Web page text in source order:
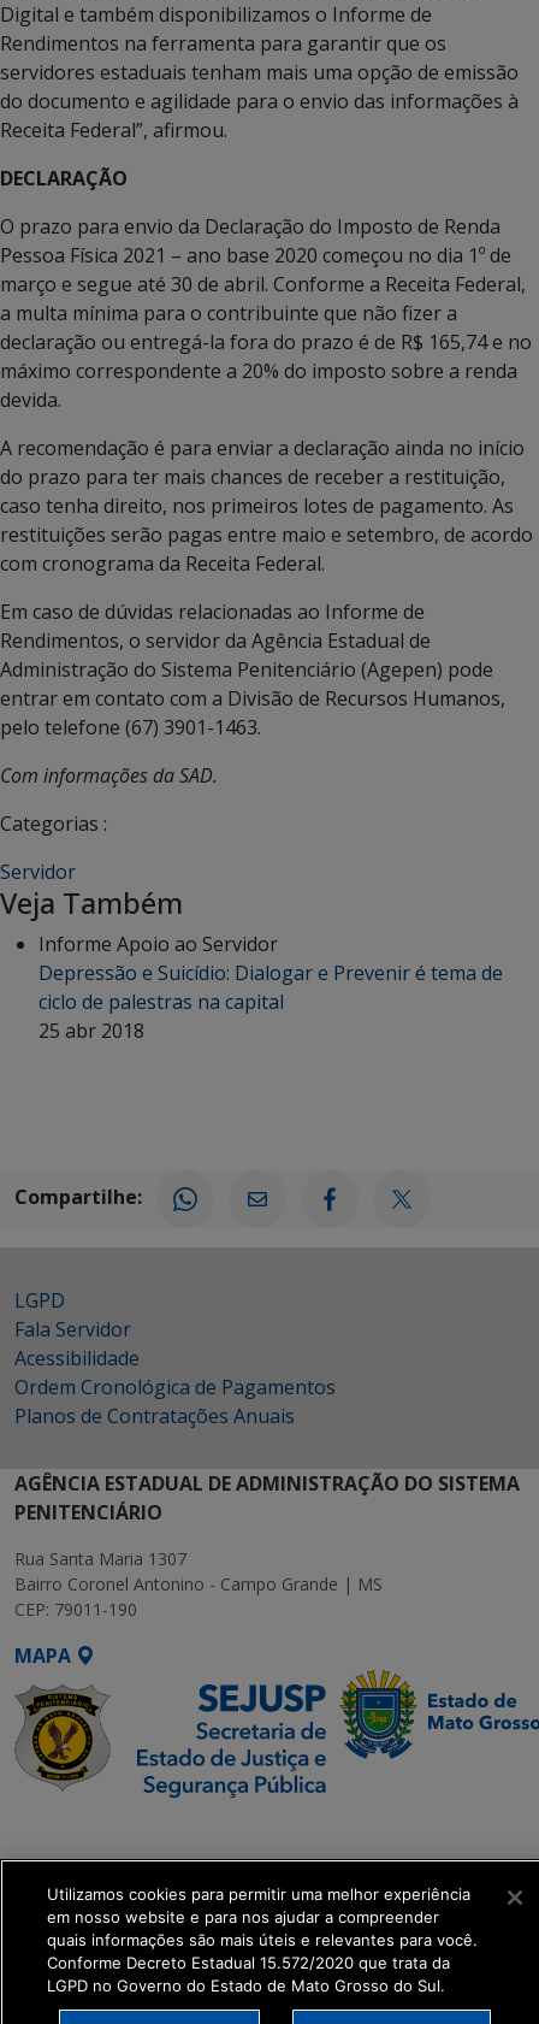
Digital e também disponibilizamos o Informe de
Rendimentos na ferramenta para garantir que os
servidores estaduais tenham mais uma opção de emissão
do documento e agilidade para o envio das informações à
Receita Federal”, afirmou.
DECLARAÇÃO
O prazo para envio da Declaração do Imposto de Renda
Pessoa Física 2021 – ano base 2020 começou no dia 1º de
março e segue até 30 de abril. Conforme a Receita Federal,
a multa mínima para o contribuinte que não fizer a
declaração ou entregá-la fora do prazo é de R$ 165,74 e no
máximo correspondente a 20% do imposto sobre a renda
devida.
A recomendação é para enviar a declaração ainda no início
do prazo para ter mais chances de receber a restituição,
caso tenha direito, nos primeiros lotes de pagamento. As
restituições serão pagas entre maio e setembro, de acordo
com cronograma da Receita Federal.
Em caso de dúvidas relacionadas ao Informe de
Rendimentos, o servidor da Agência Estadual de
Administração do Sistema Penitenciário (Agepen) pode
entrar em contato com a Divisão de Recursos Humanos,
pelo telefone (67) 3901-1463.
Com informações da SAD.
Categorias :
Servidor
Veja Também
Informe Apoio ao Servidor
Depressão e Suicídio: Dialogar e Prevenir é tema de
ciclo de palestras na capital
25 abr 2018
Compartilhe:
LGPD
Fala Servidor
Acessibilidade
Ordem Cronológica de Pagamentos
Planos de Contratações Anuais
AGÊNCIA ESTADUAL DE ADMINISTRAÇÃO DO SISTEMA
PENITENCIÁRIO
Rua Santa Maria 1307
Bairro Coronel Antonino - Campo Grande | MS
CEP: 79011-190
MAPA
Executiva de
Transformação Digital
get_footer();
Utilizamos cookies para permitir uma melhor experiência
em nosso website e para nos ajudar a compreender
quais informações são mais úteis e relevantes para você.
Conforme Decreto Estadual 15.572/2020 que trata da
LGPD no Governo do Estado de Mato Grosso do Sul.